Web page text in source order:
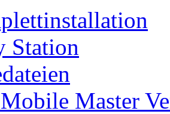
Station
Master